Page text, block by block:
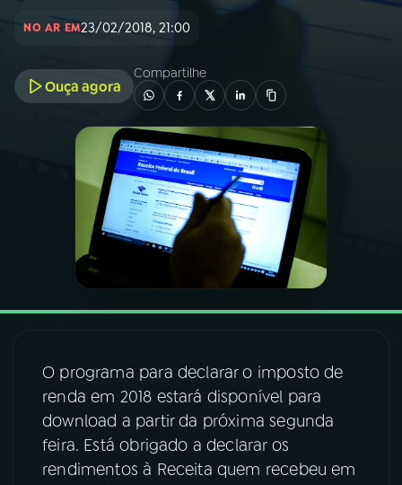
PROGRAMAÇÃO
PROGRAMAS
PODCASTS
VIDEOCASTS
08FESTIVAL DE MÚSICA
ACOMPANHE A RÁDIO NACIONAL
NO AR EM23/02/2018, 21:00
Ouça agora
Compartilhe
O programa para declarar o imposto de
renda em 2018 estará disponível para
download a partir da próxima segunda
feira. Está obrigado a declarar os
rendimentos à Receita quem recebeu em